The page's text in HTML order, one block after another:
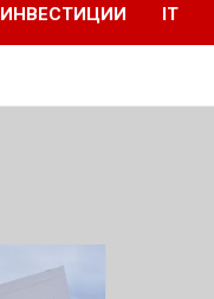
ИНВЕСТИЦИИ IT